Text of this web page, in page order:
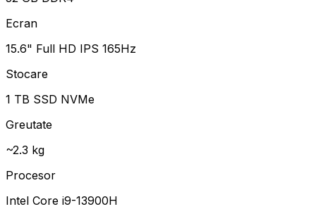
Ecran
15.6" Full HD IPS 165Hz
Stocare
1 TB SSD NVMe
Greutate
~2.3 kg
Procesor
Intel Core i9-13900H